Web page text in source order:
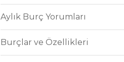
Aylık Burç Yorumları
Burçlar ve Özellikleri